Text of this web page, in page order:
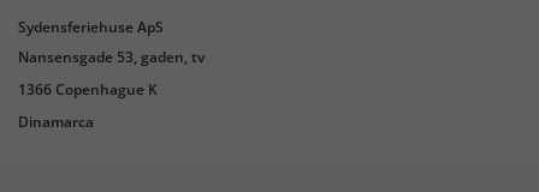
Sydensferiehuse ApS
Nansensgade 53, gaden, tv
1366 Copenhague K
Dinamarca